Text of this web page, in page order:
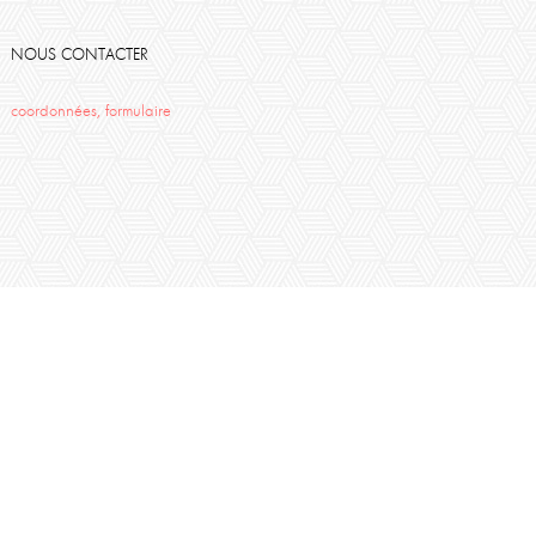
NOUS CONTACTER
coordonnées, formulaire